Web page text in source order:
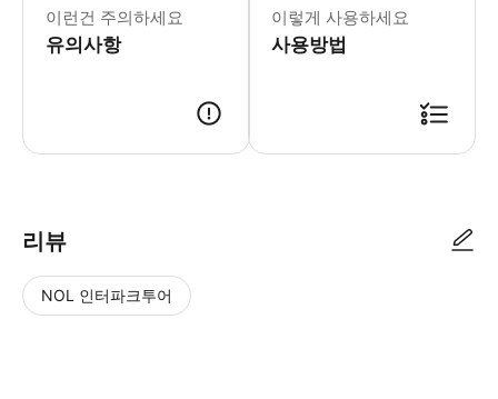
이런건 주의하세요
유의사항
이렇게 사용하세요
사용방법
리뷰
NOL 인터파크투어